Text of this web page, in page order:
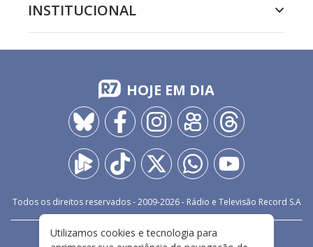
INSTITUCIONAL
HOJE EM DIA
Todos os direitos reservados - 2009-2026- Rádio e Televisão Record S.A
FALE CONOSCO PRIVACIDADE
Utilizamos cookies e tecnologia para